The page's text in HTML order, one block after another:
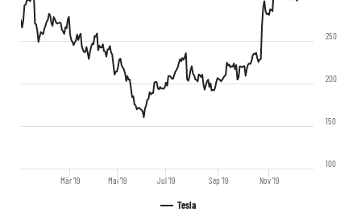
Tesla
Mär '19 Mai '19 Jul '19 Sep '19 Nov '19
100
150
200
250